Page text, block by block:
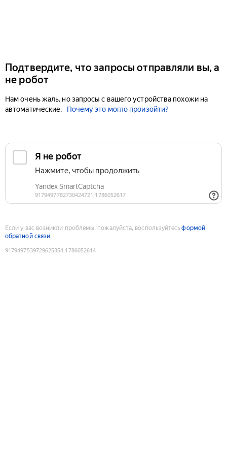
Подтвердите, что запросы отправляли вы, а
не робот
Нам очень жаль, но запросы с вашего устройства похожи на
автоматические.
Почему это могло произойти?
Если у вас возникли проблемы, пожалуйста, воспользуйтесьформой
обратной связи
9179497539729625354:1786052614